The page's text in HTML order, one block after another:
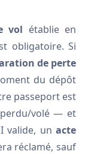
vol établie en
obligatoire. Si
de perte
du dépôt
passeport est
volé — et
valide, un acte
réclamé, sauf